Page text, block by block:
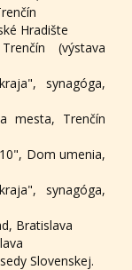
Hradište
(výstava
synagóga,
mesta, Trenčín
Dom umenia,
synagóga,
Bratislava
Slovenskej.